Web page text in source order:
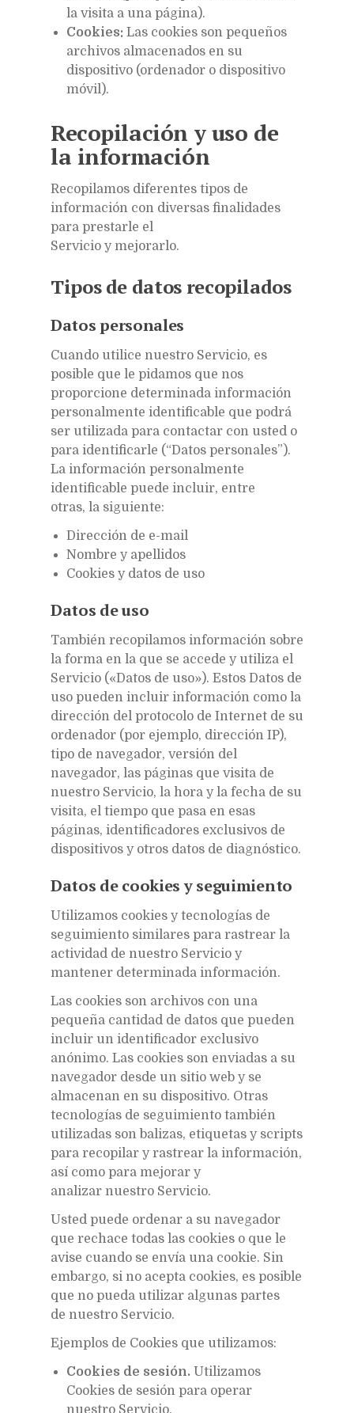
la visita a una página).
Cookies: Las cookies son pequeños
archivos almacenados en su
dispositivo (ordenador o dispositivo
móvil).
Recopilación y uso de
la información
Recopilamos diferentes tipos de
información con diversas finalidades
para prestarle el
Servicio y mejorarlo.
Tipos de datos recopilados
Datos personales
Cuando utilice nuestro Servicio, es
posible que le pidamos que nos
proporcione determinada información
personalmente identificable que podrá
ser utilizada para contactar con usted o
para identificarle (“Datos personales”).
La información personalmente
identificable puede incluir, entre
otras, la siguiente:
Dirección de e-mail
Nombre y apellidos
Cookies y datos de uso
Datos de uso
También recopilamos información sobre
la forma en la que se accede y utiliza el
Servicio («Datos de uso»). Estos Datos de
uso pueden incluir información como la
dirección del protocolo de Internet de su
ordenador (por ejemplo, dirección IP),
tipo de navegador, versión del
navegador, las páginas que visita de
nuestro Servicio, la hora y la fecha de su
visita, el tiempo que pasa en esas
páginas, identificadores exclusivos de
dispositivos y otros datos de diagnóstico.
Datos de cookies y seguimiento
Utilizamos cookies y tecnologías de
seguimiento similares para rastrear la
actividad de nuestro Servicio y
mantener determinada información.
Las cookies son archivos con una
pequeña cantidad de datos que pueden
incluir un identificador exclusivo
anónimo. Las cookies son enviadas a su
navegador desde un sitio web y se
almacenan en su dispositivo. Otras
tecnologías de seguimiento también
utilizadas son balizas, etiquetas y scripts
para recopilar y rastrear la información,
así como para mejorar y
analizar nuestro Servicio.
Usted puede ordenar a su navegador
que rechace todas las cookies o que le
avise cuando se envía una cookie. Sin
embargo, si no acepta cookies, es posible
que no pueda utilizar algunas partes
de nuestro Servicio.
Ejemplos de Cookies que utilizamos:
Cookies de sesión. Utilizamos
Cookies de sesión para operar
nuestro Servicio.